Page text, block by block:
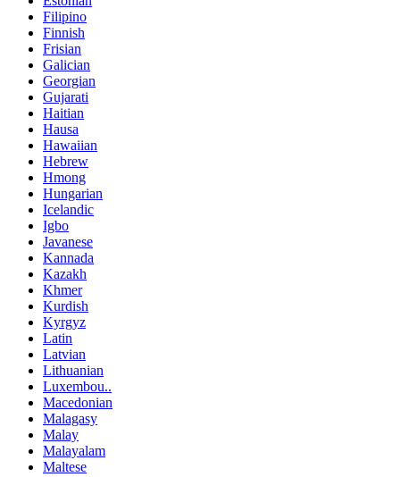
Filipino
Finnish
Frisian
Galician
Georgian
Gujarati
Haitian
Hausa
Hawaiian
Hebrew
Hmong
Hungarian
Icelandic
Igbo
Javanese
Kannada
Kazakh
Khmer
Kurdish
Kyrgyz
Latin
Latvian
Lithuanian
Luxembou..
Macedonian
Malagasy
Malay
Malayalam
Maltese